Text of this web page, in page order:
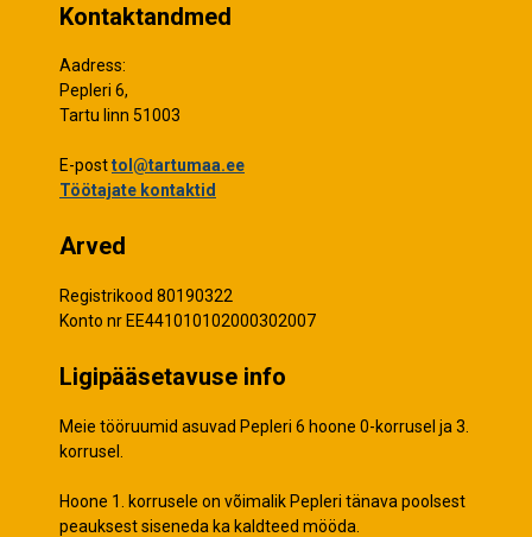
Kontaktandmed
Aadress:
Pepleri 6,
Tartu linn 51003
E-posttol@tartumaa.ee
Töötajate kontaktid
Arved
Registrikood 80190322
Konto nr EE441010102000302007
Ligipääsetavuse info
Meie tööruumid asuvad Pepleri 6 hoone 0-korrusel ja 3.
korrusel.
Hoone 1. korrusele on võimalik Pepleri tänava poolsest
peauksest siseneda ka kaldteed mööda.